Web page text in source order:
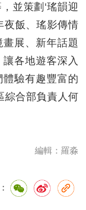
並策劃‘瑤韻迎
夜飯、瑤影傳情
展、新年話題
各地遊客深入
驗有趣豐富的
綜合部負責人何
編輯：羅淼